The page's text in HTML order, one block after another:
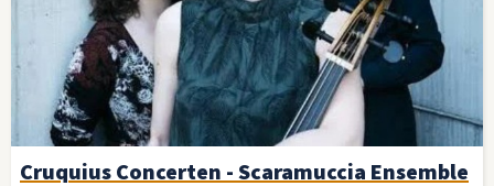
Cruquius Concerten - Scaramuccia Ensemble